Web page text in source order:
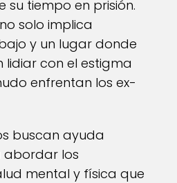
su tiempo en prisión.
solo implica
y un lugar donde
lidiar con el estigma
enfrentan los ex-
buscan ayuda
abordar los
mental y física que